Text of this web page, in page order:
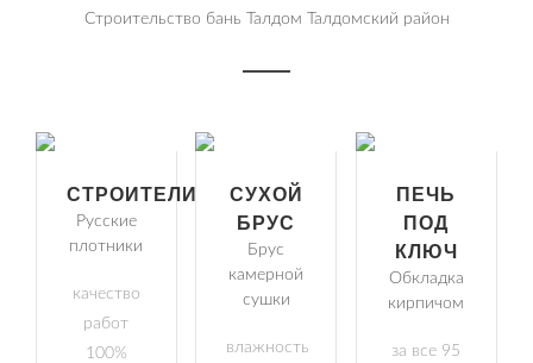
Строительство бань Талдом Талдомский район
СТРОИТЕЛИ
Русские
плотники
качество
работ
100%
СУХОЙ
БРУС
Брус
камерной
сушки
влажность
ПЕЧЬ
ПОД
КЛЮЧ
Обкладка
кирпичом
за все 95